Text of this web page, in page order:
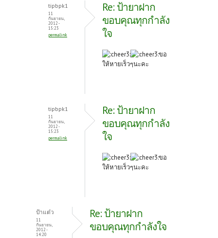
tipbpk1
11
กันยายน,
2012 -
15:23
permalink
Re: ป้ายาฝาก
ขอบคุณทุกกำลัง
ใจ
ขอ
ให้หายเร็วๆนะคะ
tipbpk1
11
กันยายน,
2012 -
15:23
permalink
Re: ป้ายาฝาก
ขอบคุณทุกกำลัง
ใจ
ขอ
ให้หายเร็วๆนะคะ
ป้าแต๋ว
11
กันยายน,
2012 -
14:20
Re: ป้ายาฝาก
ขอบคุณทุกกำลังใจ